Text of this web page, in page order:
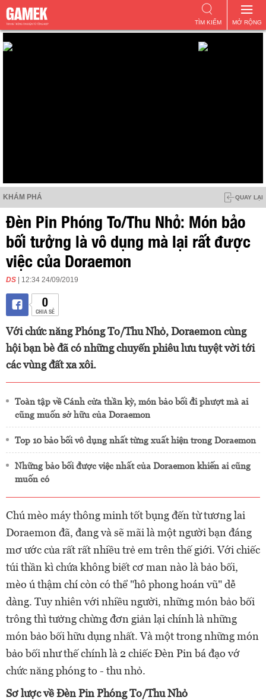
MỞ RỘNG
TÌM KIẾM
KHÁM PHÁ QUAY LẠI
Đèn Pin Phóng To/Thu Nhỏ: Món bảo
bối tưởng là vô dụng mà lại rất được
việc của Doraemon
DS | 12:34 24/09/2019
0
CHIA SẺ
Với chức năng Phóng To/Thu Nhỏ, Doraemon cùng
hội bạn bè đã có những chuyến phiêu lưu tuyệt vời tới
các vùng đất xa xôi.
Toàn tập về Cánh cửa thần kỳ, món bảo bối đi phượt mà ai
cũng muốn sở hữu của Doraemon
Top 10 bảo bối vô dụng nhất từng xuất hiện trong Doraemon
Những bảo bối được việc nhất của Doraemon khiến ai cũng
muốn có
Chú mèo máy thông minh tốt bụng đến từ tương lai
Doraemon đã, đang và sẽ mãi là một người bạn đáng
mơ ước của rất rất nhiều trẻ em trên thế giới.Với chiếc
túi thần kì chứa không biết cơ man nào là bảo bối,
mèo ú thậm chí còn có thể "hô phong hoán vũ" dễ
dàng. Tuy nhiên với nhiều người, những món bảo bối
trông thì tưởng chừng đơn giản lại chính là những
món bảo bối hữu dụng nhất. Và một trong những món
bảo bối như thế chính là 2 chiếc Đèn Pin bá đạo vớ
chức năng phóng to - thu nhỏ.
Sơ lược về Đèn Pin Phóng To/Thu Nhỏ